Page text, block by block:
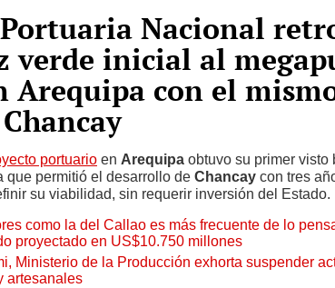
Nacional
verde inicial al
Arequipa con el
portuario en Arequipa obtuvo su primer visto
que permitió el desarrollo de Chancay con tres
su viabilidad, sin requerir inversión del Estado.
como la del Callao es más frecuente de lo
proyectado en US$10.750 millones
Ministerio de la Producción exhorta suspender
artesanales